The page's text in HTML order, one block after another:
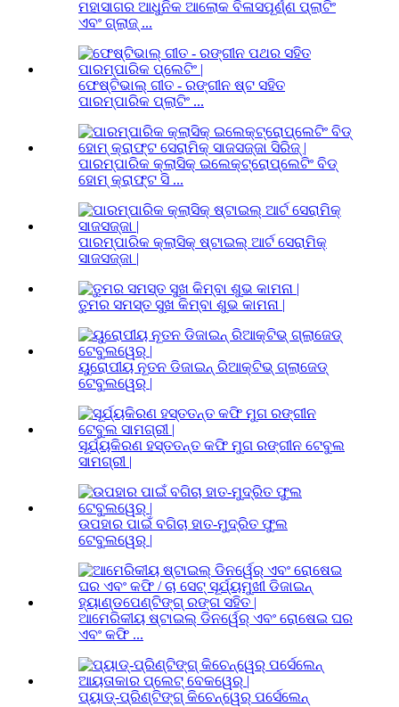
ମହାସାଗର ଆଧୁନିକ ଆଲୋକ ବିଳାସପୂର୍ଣ୍ଣ ପ୍ଲାଟିଂ
ଏବଂ ଗ୍ଲାଜ୍ ...
ଫେଷ୍ଟିଭାଲ୍ ଗୀତ - ରଙ୍ଗୀନ ଷ୍ଟ ସହିତ
ପାରମ୍ପାରିକ ପ୍ଲାଟିଂ ...
ପାରମ୍ପାରିକ କ୍ଲାସିକ୍ ଇଲେକ୍ଟ୍ରୋପ୍ଲେଟିଂ ବିଡ୍
ହୋମ୍ କ୍ରାଫ୍ଟ ସି ...
ପାରମ୍ପାରିକ କ୍ଲାସିକ୍ ଷ୍ଟାଇଲ୍ ଆର୍ଟ ସେରାମିକ୍
ସାଜସଜ୍ଜା |
ତୁମର ସମସ୍ତ ସୁଖ କିମ୍ବା ଶୁଭ କାମନା |
ୟୁରୋପୀୟ ନୂତନ ଡିଜାଇନ୍ ରିଆକ୍ଟିଭ୍ ଗ୍ଲାଜେଡ୍
ଟେବୁଲୱେର୍ |
ସୂର୍ଯ୍ୟକିରଣ ହସ୍ତତନ୍ତ କଫି ମୁଗ ରଙ୍ଗୀନ ଟେବୁଲ
ସାମଗ୍ରୀ |
ଉପହାର ପାଇଁ ବଗିଚା ହାତ-ମୁଦ୍ରିତ ଫୁଲ
ଟେବୁଲୱେର୍ |
ଆମେରିକୀୟ ଷ୍ଟାଇଲ୍ ଡିନର୍ୱେର୍ ଏବଂ ରୋଷେଇ ଘର
ଏବଂ କଫି ...
ପ୍ୟାଡ୍-ପ୍ରିଣ୍ଟିଙ୍ଗ୍ କିଚେନ୍ୱେର୍ ପର୍ସେଲେନ୍